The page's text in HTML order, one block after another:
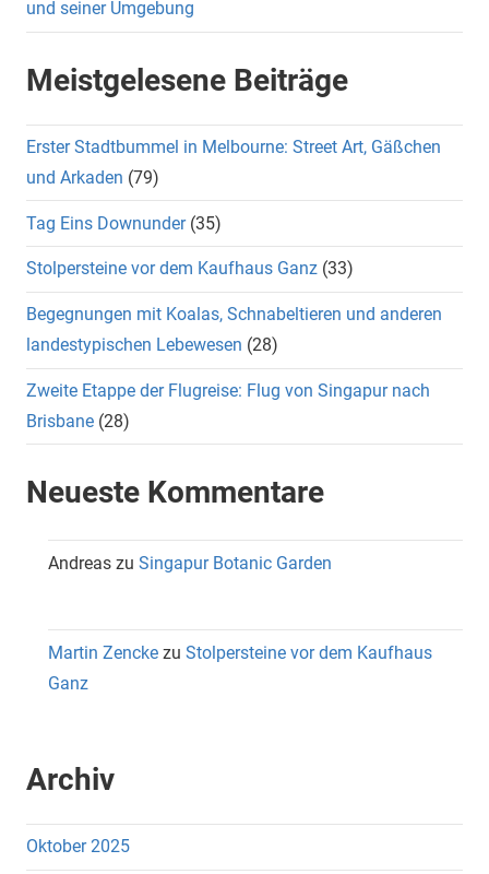
und seiner Umgebung
Meistgelesene Beiträge
Erster Stadtbummel in Melbourne: Street Art, Gäßchen
und Arkaden (79)
Tag Eins Downunder (35)
Stolpersteine vor dem Kaufhaus Ganz (33)
Begegnungen mit Koalas, Schnabeltieren und anderen
landestypischen Lebewesen (28)
Zweite Etappe der Flugreise: Flug von Singapur nach
Brisbane (28)
Neueste Kommentare
Andreas zu Singapur Botanic Garden
Martin Zencke zu Stolpersteine vor dem Kaufhaus
Ganz
Archiv
Oktober 2025